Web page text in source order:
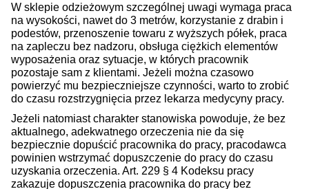
W sklepie odzieżowym szczególnej uwagi wymaga praca
na wysokości, nawet do 3 metrów, korzystanie z drabin i
podestów, przenoszenie towaru z wyższych półek, praca
na zapleczu bez nadzoru, obsługa ciężkich elementów
wyposażenia oraz sytuacje, w których pracownik
pozostaje sam z klientami. Jeżeli można czasowo
powierzyć mu bezpieczniejsze czynności, warto to zrobić
do czasu rozstrzygnięcia przez lekarza medycyny pracy.
Jeżeli natomiast charakter stanowiska powoduje, że bez
aktualnego, adekwatnego orzeczenia nie da się
bezpiecznie dopuścić pracownika do pracy, pracodawca
powinien wstrzymać dopuszczenie do pracy do czasu
uzyskania orzeczenia. Art. 229 § 4 Kodeksu pracy
zakazuje dopuszczenia pracownika do pracy bez